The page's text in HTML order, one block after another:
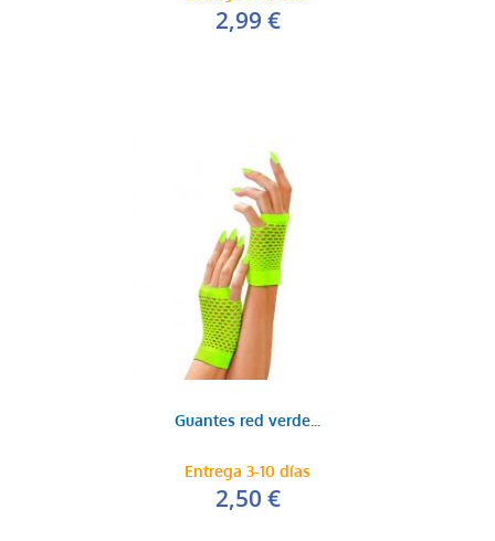
2,99 €
Guantes red verde...
Entrega 3-10 días
2,50 €